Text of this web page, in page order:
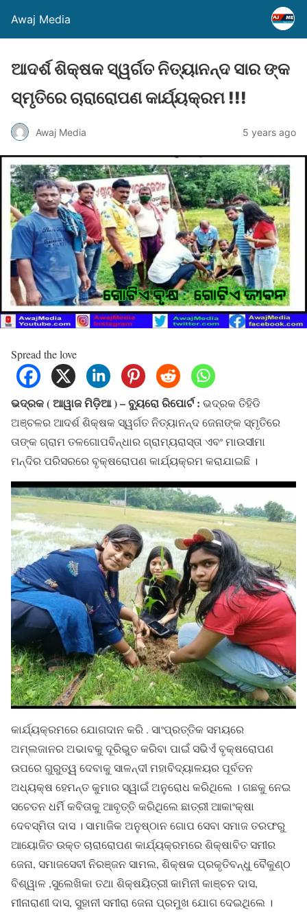
Awaj Media
ଆଦର୍ଶ ଶିକ୍ଷକ ସ୍ୱର୍ଗତ ନିତ୍ୟାନନ୍ଦ ସାର ଙ୍କ
ସ୍ମୃତିରେ ଚାରାରୋପଣ କାର୍ଯ୍ୟକ୍ରମ !!!
Awaj Media 5 years ago
Spread the love
ଭଦ୍ରକ ( ଆୱାଜ ମିଡ଼ିଆ ) – ବ୍ୟୁରୋ ରିପୋର୍ଟ : ଭଦ୍ରକ ତିହିଡି
ଅଞ୍ଚଳର ଆଦର୍ଶ ଶିକ୍ଷକ ସ୍ୱର୍ଗତ ନିତ୍ୟାନନ୍ଦ ଜେନାଙ୍କ ସ୍ମୃତିରେ
ତାଙ୍କ ଗ୍ରାମ ତଳଗୋପବିନ୍ଧାର ଗ୍ରାମ୍ୟରାସ୍ତା ଏବଂ ମାଉସୀମା
ମନ୍ଦିର ପରିସରରେ ବୃକ୍ଷରୋପଣ କାର୍ଯ୍ୟକ୍ରମ କରାଯାଇଛି ।
କାର୍ଯ୍ୟକ୍ରମରେ ଯୋଗଦାନ କରି . ସାଂପ୍ରତ୍ତିକ ସମୟରେ
ଅମ୍ଲଜାନର ଅଭାବକୁ ଦୂରିଭୁତ କରିବା ପାଇଁ ସଭିଏଁ ବୃକ୍ଷରୋପଣ
ଉପରେ ଗୁରୁତ୍ୱ ଦେବାକୁ ସାଳନ୍ଦୀ ମହାବିଦ୍ୟାଳୟର ପୂର୍ବତନ
ଅଧ୍ୟକ୍ଷ ହେମନ୍ତ କୁମାର ସ୍ୱାଇଁ ଅନୁରୋଧ କରିଥିଲେ । ଗଛକୁ ନେଇ
ସଚେତନ ଧର୍ମି କବିତାକୁ ଆବୃତ୍ତି କରିଥିଲେ ଛାତ୍ରୀ ଆକାଂକ୍ଷା
ଦେବସ୍ମିତା ଦାସ । ସାମାଜିକ ଅନୁଷ୍ଠାନ ଗୋପ ସେବା ସମାଜ ତରଫରୁ
ଆୟୋଜିତ ଉକ୍ତ ଚାରାରୋପଣ କାର୍ଯ୍ୟକ୍ରମରେ ଶିକ୍ଷାବିତ ସମୀର
ଜେନା, ସମାଜସେବୀ ନିରଞ୍ଜନ ସାମଲ, ଶିକ୍ଷକ ପ୍ରକୃତିବନ୍ଧୁ ବୈକୁଣ୍ଠ
ବିଶ୍ୱାଳ ,ସୁଲେଖିକା ତଥା ଶିକ୍ଷୟିତ୍ରୀ କାମିନୀ କାଞ୍ଚନ ଦାସ,
ମୀନାରାଣୀ ଦାସ, ସୁହାନୀ ସମୀରା ଜେନା ପ୍ରମୁଖ ଯୋଗ ଦେଇଥିଲେ ।